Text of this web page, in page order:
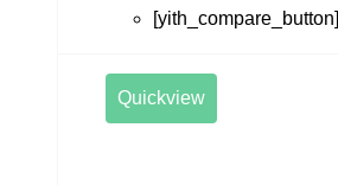
[yith_compare_button]
Quickview